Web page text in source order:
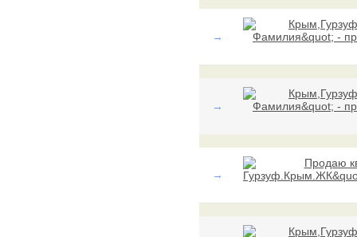
→
→
→